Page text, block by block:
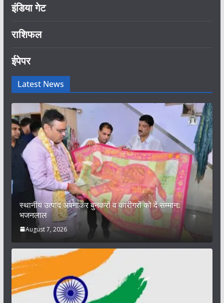
इंडिया गेट
राशिफल
ईपेपर
Latest News
स्थानीय उत्पाद अपनाकर बुनकरों व कारीगरों को दें सम्मान:
भजनलाल
August 7, 2026